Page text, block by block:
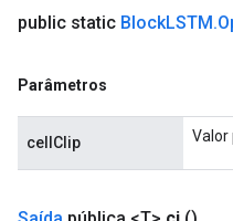
public static BlockLSTM.
Parâmetros
cellClip Valor